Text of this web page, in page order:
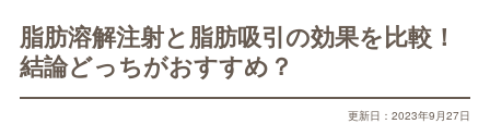
脂肪溶解注射と脂肪吸引の効果を比較！
結論どっちがおすすめ？
更新日：2023年9月27日